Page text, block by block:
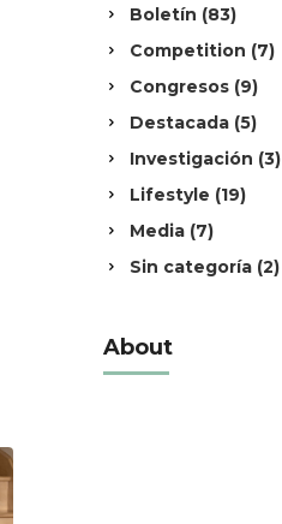
Boletín (83)
Competition (7)
Congresos (9)
Destacada (5)
Investigación (3)
Lifestyle (19)
Media (7)
Sin categoría (2)
About